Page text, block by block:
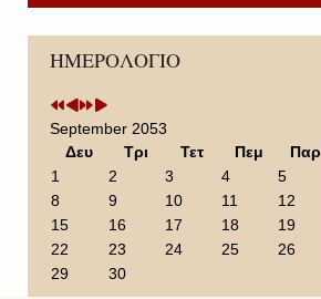
ΗΜΕΡΟΛΟΓΙΟ
P
r
v
i
u
e
a
r
P
r
v
i
o
o
n
t
N
e
t
Y
e
N
e
t
M
September 2053
Δευ
Τρι Τετ Πεμ Παρ
1
2 3 4 5
8
9 10 11 12
15
16 17 18 19
22
23 24 25 26
29
30